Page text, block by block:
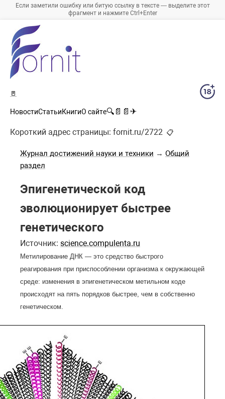
Если заметили ошибку или битую ссылку в тексте — выделите этот
фрагмент и нажмите Ctrl+Enter
🚪
НовостиСтатьиКнигиО сайте🔍 📄 📄 ✈
Короткий адрес страницы: fornit.ru/2722 📋
Журнал достижений науки и техники → Общий
раздел
Эпигенетической код
эволюционирует быстрее
генетического
Источник: science.compulenta.ru
Метилирование ДНК — это средство быстрого
реагирования при приспособлении организма к окружающей
среде: изменения в эпигенетическом метильном коде
происходят на пять порядков быстрее, чем в собственно
генетическом.